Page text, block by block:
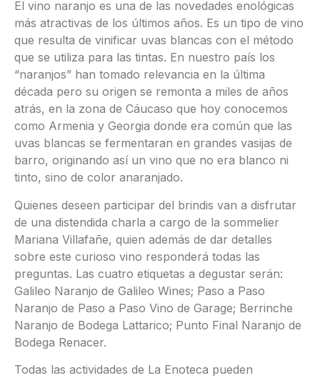
El vino naranjo es una de las novedades enológicas
más atractivas de los últimos años. Es un tipo de vino
que resulta de vinificar uvas blancas con el método
que se utiliza para las tintas. En nuestro país los
“naranjos” han tomado relevancia en la última
década pero su origen se remonta a miles de años
atrás, en la zona de Cáucaso que hoy conocemos
como Armenia y Georgia donde era común que las
uvas blancas se fermentaran en grandes vasijas de
barro, originando así un vino que no era blanco ni
tinto, sino de color anaranjado.
Quienes deseen participar del brindis van a disfrutar
de una distendida charla a cargo de la sommelier
Mariana Villafañe, quien además de dar detalles
sobre este curioso vino responderá todas las
preguntas. Las cuatro etiquetas a degustar serán:
Galileo Naranjo de Galileo Wines; Paso a Paso
Naranjo de Paso a Paso Vino de Garage; Berrinche
Naranjo de Bodega Lattarico; Punto Final Naranjo de
Bodega Renacer.
Todas las actividades de La Enoteca pueden